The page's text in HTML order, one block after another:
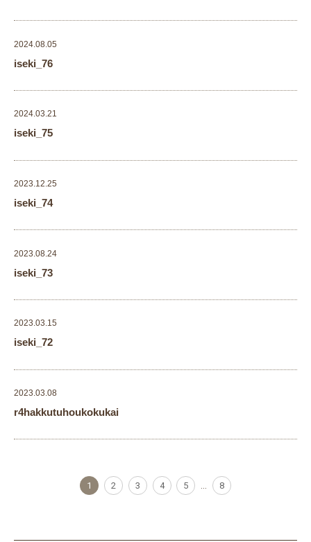
2024.08.05
iseki_76
2024.03.21
iseki_75
2023.12.25
iseki_74
2023.08.24
iseki_73
2023.03.15
iseki_72
2023.03.08
r4hakkutuhoukokukai
1 2 3 4 5 8